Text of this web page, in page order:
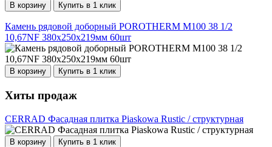
В корзину Купить в 1 клик
Камень рядовой доборный POROTHERM М100 38 1/2
10,67NF 380х250х219мм 60шт
В корзину Купить в 1 клик
Хиты продаж
CERRAD Фасадная плитка Piaskowa Rustic / структурная
В корзину Купить в 1 клик